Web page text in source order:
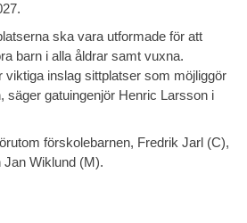
ska vara utformade för att
barn i alla åldrar samt vuxna.
viktiga inslag sittplatser som möjliggör
säger gatuingenjör Henric Larsson i
förskolebarnen, Fredrik Jarl (C),
Wiklund (M).